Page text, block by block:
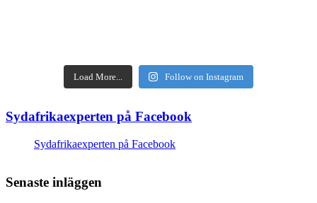
Load More... Follow on Instagram
Sydafrikaexperten på Facebook
Sydafrikaexperten på Facebook
Senaste inläggen